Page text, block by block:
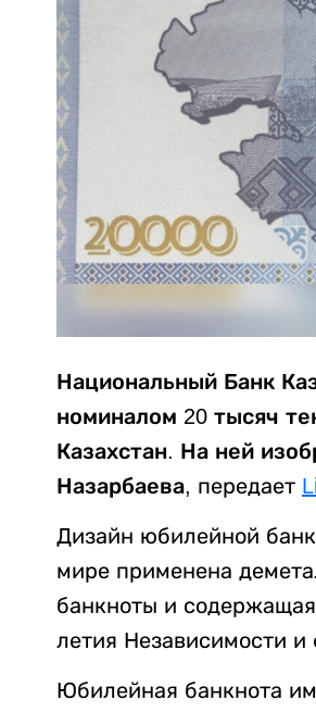
Национальный Банк
номиналом 20 тысяч
Казахстан. На ней
Назарбаева, передает
Дизайн юбилейной
мире применена
банкноты и
летия Независимости
Юбилейная банкнота